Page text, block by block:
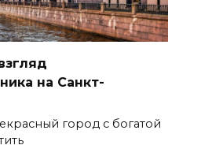
на Санкт-
город с богатой